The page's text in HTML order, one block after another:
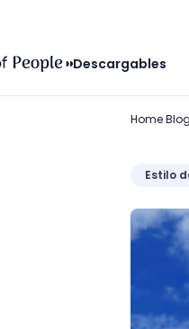
Descargables
Home Blog
Estilo
Drones